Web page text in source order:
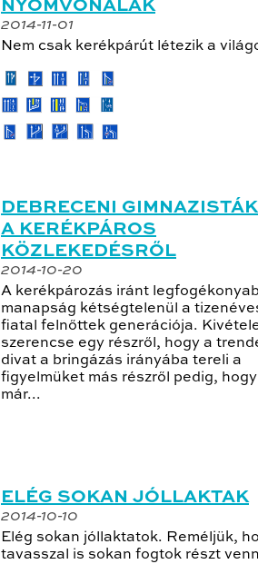
NYOMVONALAK
2014-11-01
Nem csak kerékpárút létezik a
DEBRECENI
A KERÉKPÁROS
KÖZLEKEDÉSRŐL
2014-10-20
A kerékpározás iránt
manapság kétségtelenül a
fiatal felnőttek generációja.
szerencse egy részről, hogy a
divat a bringázás irányába tereli a
figyelmüket más részről pedig,
már...
ELÉG SOKAN JÓLLAKTAK
2014-10-10
Elég sokan jóllaktatok. Reméljük,
tavasszal is sokan fogtok részt